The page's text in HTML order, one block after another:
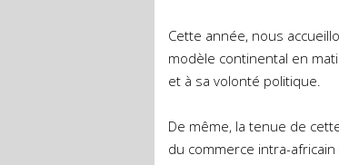
Cette année, nous
modèle continental en
et à sa volonté politique.
De même, la tenue de
du commerce intra-